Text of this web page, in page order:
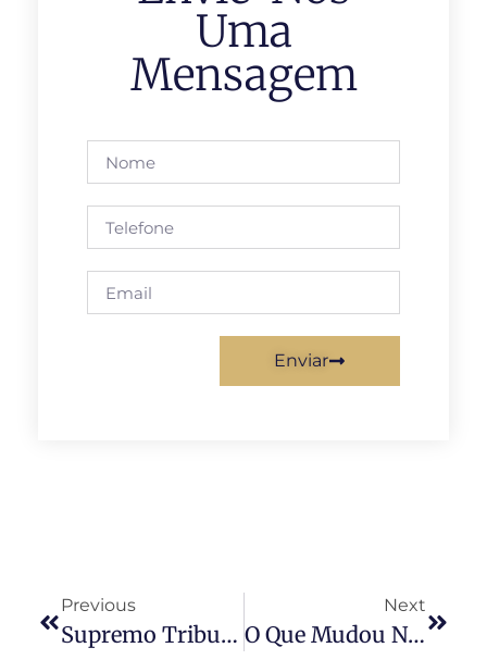
Uma
Mensagem
Enviar
Previous
Supremo Tribunal Federal Julga O Tema 497 Da Repercussão Geral (Estabilidade Provisória Gestante)
Next
O Que Mudou Na PLR Em 2020